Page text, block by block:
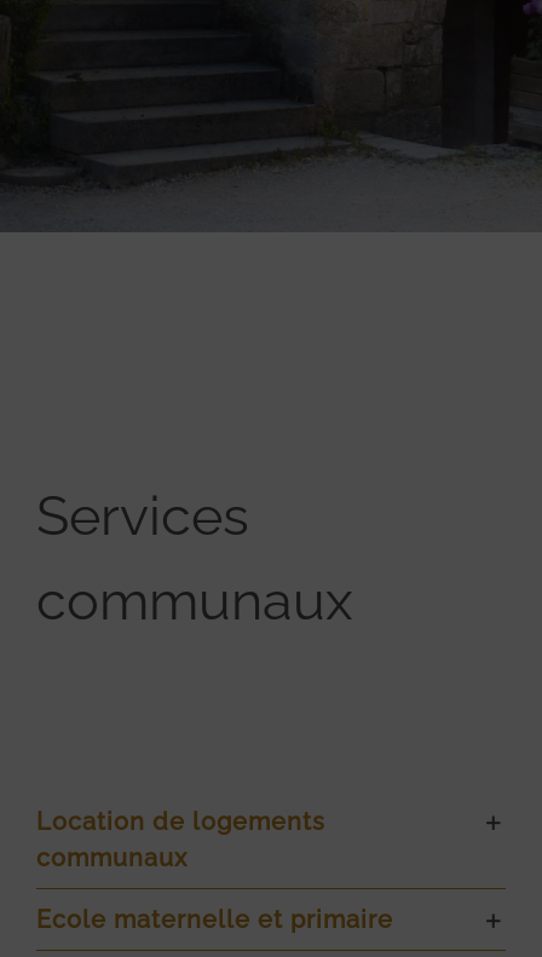
Services
communaux
Location de logements
communaux
Ecole maternelle et primaire